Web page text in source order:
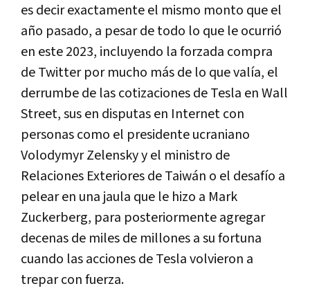
es decir exactamente el mismo monto que el
año pasado, a pesar de todo lo que le ocurrió
en este 2023, incluyendo la forzada compra
de Twitter por mucho más de lo que valía, el
derrumbe de las cotizaciones de Tesla en Wall
Street, sus en disputas en Internet con
personas como el presidente ucraniano
Volodymyr Zelensky y el ministro de
Relaciones Exteriores de Taiwán o el desafío a
pelear en una jaula que le hizo a Mark
Zuckerberg, para posteriormente agregar
decenas de miles de millones a su fortuna
cuando las acciones de Tesla volvieron a
trepar con fuerza.